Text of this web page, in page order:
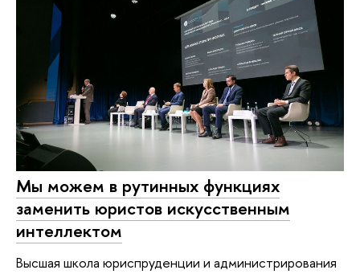
Мы можем в рутинных функциях
заменить юристов искусственным
интеллектом
Высшая школа юриспруденции и администрирования